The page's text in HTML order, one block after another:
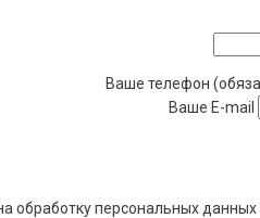
Ваше телефон
Ваше E-mail
обработку персональных данных